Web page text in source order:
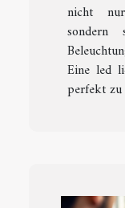
nicht
sondern
Eine led
perfekt zu